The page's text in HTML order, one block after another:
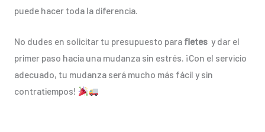
puede hacer toda la diferencia.
No dudes en solicitar tu presupuesto para fletes y dar el
primer paso hacia una mudanza sin estrés. ¡Con el servicio
adecuado, tu mudanza será mucho más fácil y sin
contratiempos!